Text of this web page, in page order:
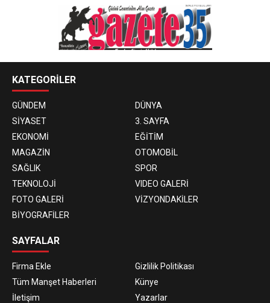
KATEGORİLER
GÜNDEM
DÜNYA
SİYASET
3. SAYFA
EKONOMİ
EĞİTİM
MAGAZİN
OTOMOBİL
SAĞLIK
SPOR
TEKNOLOJİ
VIDEO GALERİ
FOTO GALERİ
VİZYONDAKİLER
BİYOGRAFİLER
SAYFALAR
Firma Ekle
Gizlilik Politikası
Tüm Manşet Haberleri
Künye
İletişim
Yazarlar